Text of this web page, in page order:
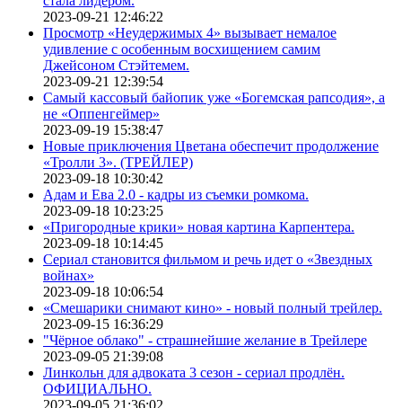
2023-09-21 12:46:22
Просмотр «Неудержимых 4» вызывает немалое
удивление с особенным восхищением самим
Джейсоном Стэйтемем.
2023-09-21 12:39:54
Самый кассовый байопик уже «Богемская рапсодия», а
не «Оппенгеймер»
2023-09-19 15:38:47
Новые приключения Цветана обеспечит продолжение
«Тролли 3». (ТРЕЙЛЕР)
2023-09-18 10:30:42
Адам и Ева 2.0 - кадры из съемки ромкома.
2023-09-18 10:23:25
«Пригородные крики» новая картина Карпентера.
2023-09-18 10:14:45
Сериал становится фильмом и речь идет о «Звездных
войнах»
2023-09-18 10:06:54
«Смешарики снимают кино» - новый полный трейлер.
2023-09-15 16:36:29
"Чёрное облако" - страшнейшие желание в Трейлере
2023-09-05 21:39:08
Линкольн для адвоката 3 сезон - сериал продлён.
ОФИЦИАЛЬНО.
2023-09-05 21:36:02